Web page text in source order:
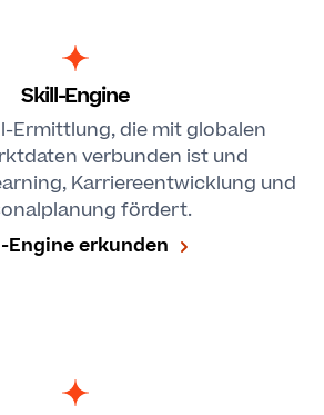
Skill-Engine
Ermittlung, die mit globalen
verbunden ist und
Karriereentwicklung und
fördert.
Engine erkunden